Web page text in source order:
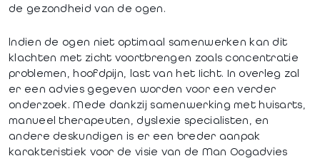
de gezondheid van de ogen.
lndien de ogen niet optimaal samenwerken kan dit
klachten met zicht voortbrengen zoals concentratie
problemen, hoofdpijn, last van het Iicht. In overleg zal
er een advies gegeven worden voor een verder
onderzoek. Mede dankzij samenwerking met huisarts,
manueel therapeuten, dyslexie specialisten, en
andere deskundigen is er een breder aanpak
karakteristiek voor de visie van de Man Oogadvies